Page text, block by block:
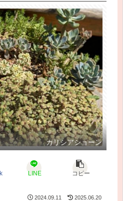
カリシアショーン
LINE コピー
2024.09.11 2025.06.20